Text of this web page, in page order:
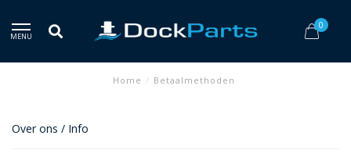
MENU
0
Home / Betaalmethoden
Over ons / Info